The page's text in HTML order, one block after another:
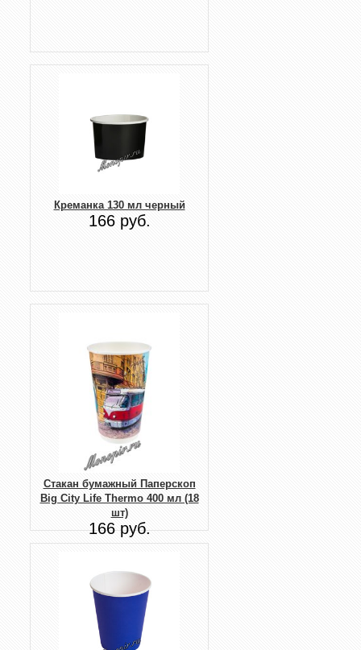
Креманка 130 мл черный
166 руб.
Стакан бумажный Паперскоп
Big City Life Thermo 400 мл (18
шт)
166 руб.